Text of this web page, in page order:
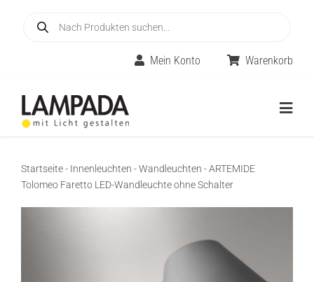
search
Mein Konto Warenkorb
Online-Shop
Startseite- Innenleuchten -Wandleuchten -ARTEMIDE
Tolomeo Faretto LED-Wandleuchte ohne Schalter